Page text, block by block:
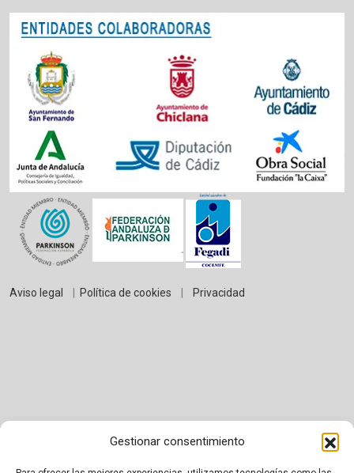
Gestionar consentimiento
Aviso legal Política de cookies Privacidad
Proudly powered by WordPress|Theme:BetterHealthby